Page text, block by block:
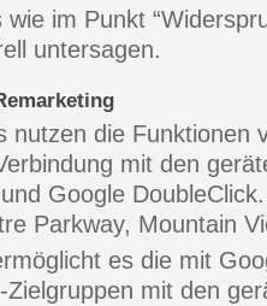
wie im Punkt
untersagen.
nutzen die Funktionen
mit den
Google
Parkway, Mountain
es die mit
mit den